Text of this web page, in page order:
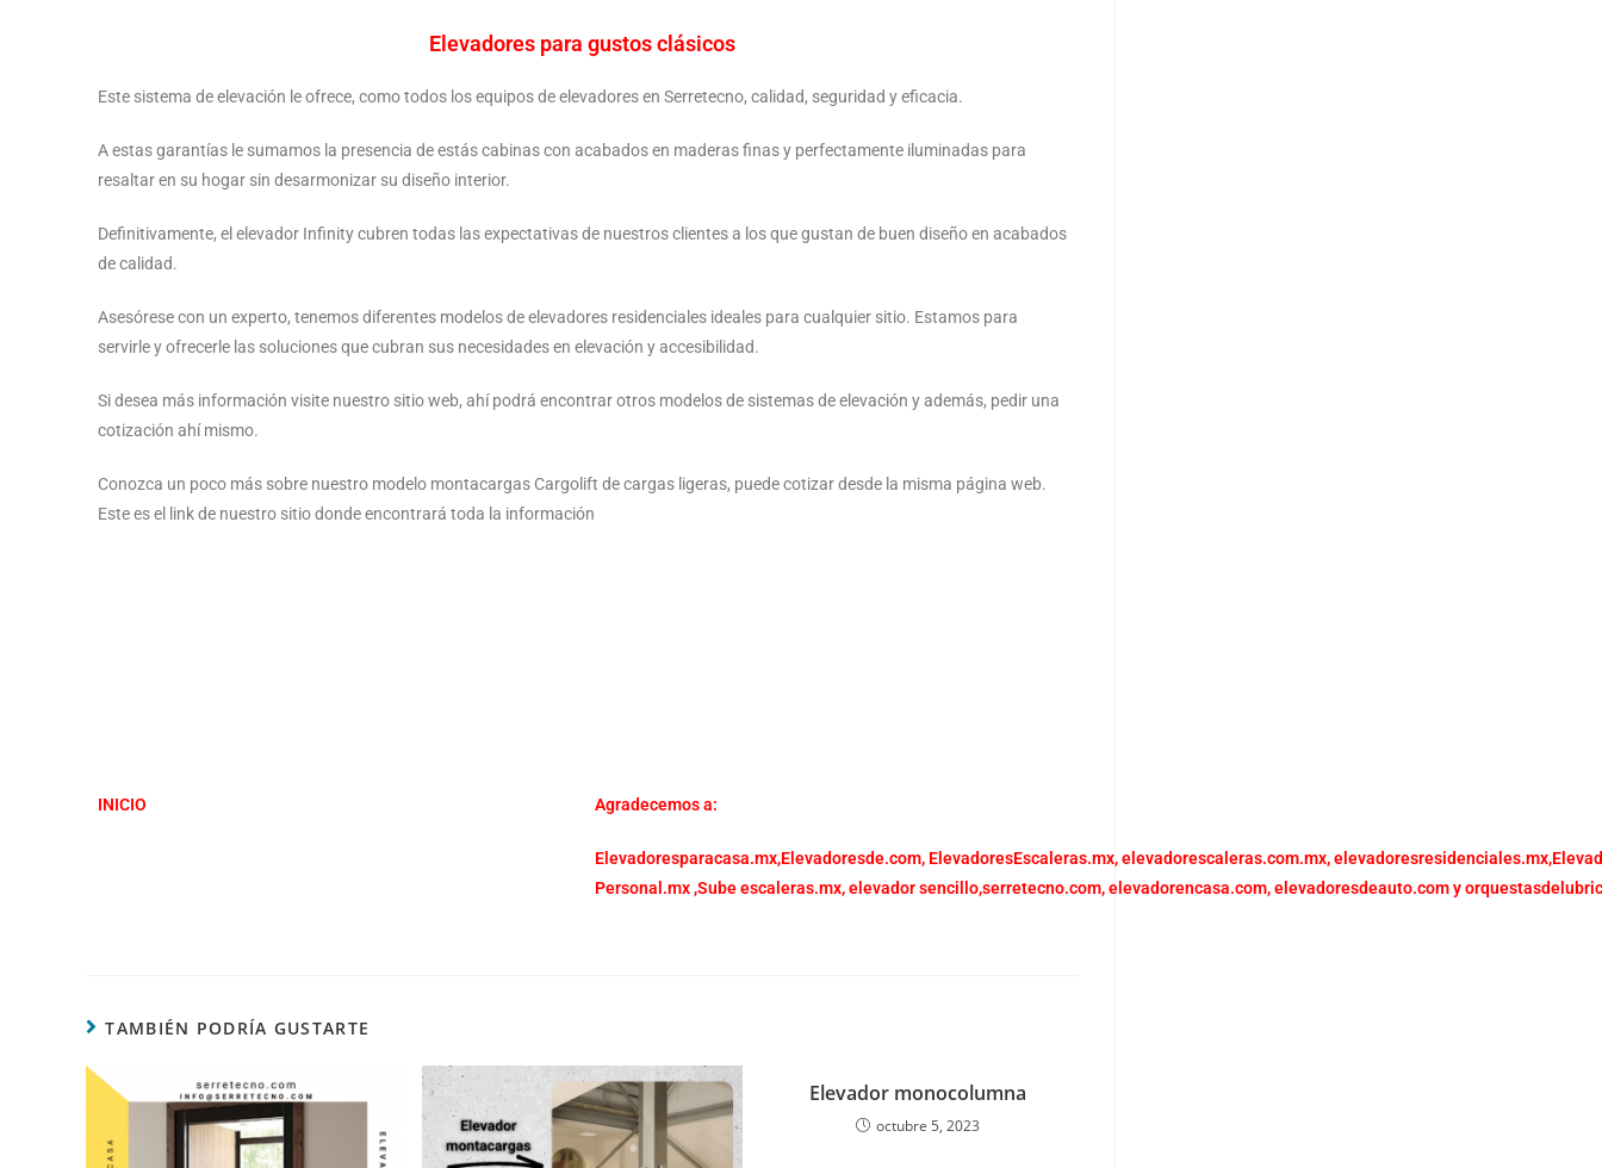
Elevadores para gustos clásicos
Este sistema de elevación le ofrece, como todos los equipos de elevadores en Serretecno, calidad, seguridad y eficacia.
A estas garantías le sumamos la presencia de estás cabinas con acabados en maderas finas y perfectamente iluminadas para
resaltar en su hogar sin desarmonizar su diseño interior.
Definitivamente, el elevador Infinity cubren todas las expectativas de nuestros clientes a los que gustan de buen diseño en acabados
de calidad.
Asesórese con un experto, tenemos diferentes modelos de elevadores residenciales ideales para cualquier sitio. Estamos para
servirle y ofrecerle las soluciones que cubran sus necesidades en elevación y accesibilidad.
Si desea más información visite nuestro sitio web, ahí podrá encontrar otros modelos de sistemas de elevación y además, pedir una
cotización ahí mismo.
Conozca un poco más sobre nuestro modelo montacargas Cargolift de cargas ligeras, puede cotizar desde la misma página web.
Este es el link de nuestro sitio donde encontrará toda la información
INICIO Agradecemos a:
Elevadoresparacasa.mx,Elevadoresde.com, ElevadoresEscaleras.mx,elevadorescaleras.com.mx,elevadoresresidenciales.mx,
Personal.mx ,Sube escaleras.mx,elevador sencillo,serretecno.com, elevadorencasa.com, elevadoresdeauto.comy
TAMBIÉN PODRÍA GUSTARTE
Elevador monocolumna
octubre 5, 2023